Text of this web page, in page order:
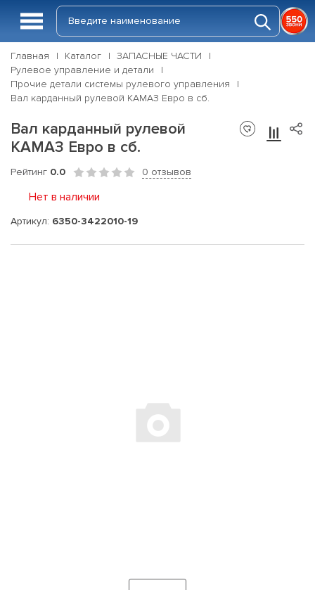
Главная Каталог
ЗАПАСНЫЕ ЧАСТИ
Рулевое управление и детали
Прочие детали системы рулевого управления
Вал карданный рулевой КАМАЗ Евро в сб.
Вал карданный рулевой
КАМАЗ Евро в сб.
Рейтинг 0.0 0 отзывов
Нет в наличии
Артикул: 6350-3422010-19